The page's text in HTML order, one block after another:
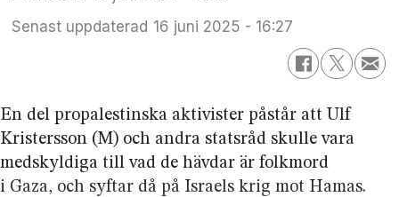
Senast uppdaterad
16 juni 2025 - 16:27
En del propalestinska aktivister påstår att Ulf
Kristersson (M) och andra statsråd skulle vara
medskyldiga till vad de hävdar är folkmord
i Gaza, och syftar då på Israels krig mot Hamas.